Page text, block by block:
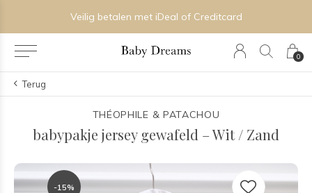
0
Veilig betalen met iDeal of Creditcard
Terug
THÉOPHILE & PATACHOU
babypakje jersey gewafeld – Wit / Zand
-15%